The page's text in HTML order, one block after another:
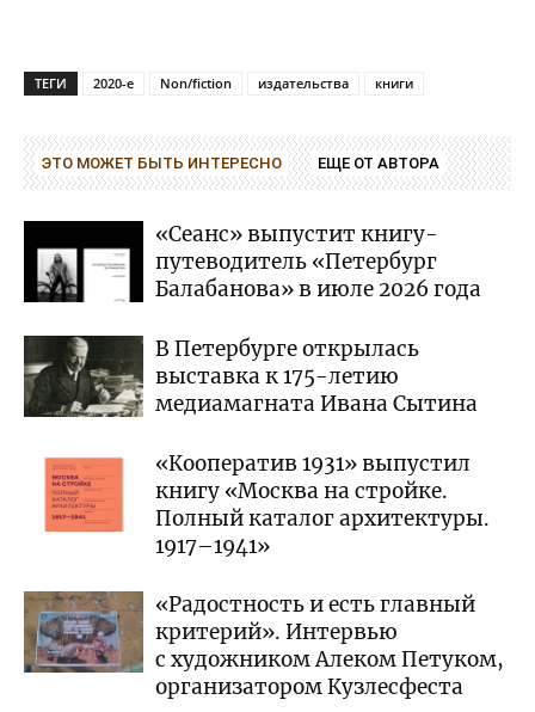
ТЕГИ 2020-е Non/fiction издательства книги
ЭТО МОЖЕТ БЫТЬ ИНТЕРЕСНО ЕЩЕ ОТ АВТОРА
«Сеанс» выпустит книгу-
путеводитель «Петербург
Балабанова» в июле 2026 года
В Петербурге открылась
выставка к 175-летию
медиамагната Ивана Сытина
«Кооператив 1931» выпустил
книгу «Москва на стройке.
Полный каталог архитектуры.
1917–1941»
«Радостность и есть главный
критерий». Интервью
с художником Алеком Петуком,
организатором Кузлесфеста